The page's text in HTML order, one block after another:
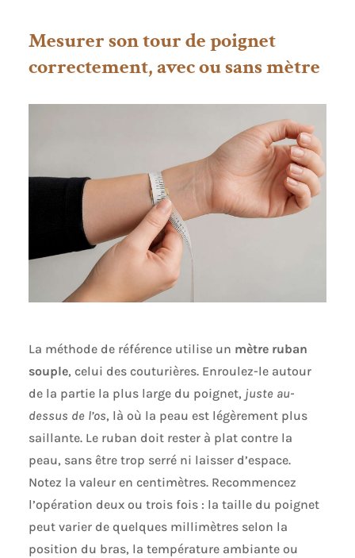
Mesurer son tour de poignet
correctement, avec ou sans mètre
La méthode de référence utilise un mètre ruban
souple, celui des couturières. Enroulez-le autour
de la partie la plus large du poignet, juste au-
dessus de l’os, là où la peau est légèrement plus
saillante. Le ruban doit rester à plat contre la
peau, sans être trop serré ni laisser d’espace.
Notez la valeur en centimètres. Recommencez
l’opération deux ou trois fois : la taille du poignet
peut varier de quelques millimètres selon la
position du bras, la température ambiante ou